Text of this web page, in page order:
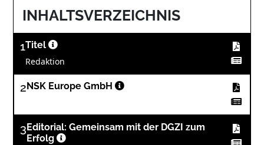
INHALTSVERZEICHNIS
1Titel
Redaktion
2 NSK Europe GmbH
3 Editorial: Gemeinsam mit der DGZI zum
Erfolg